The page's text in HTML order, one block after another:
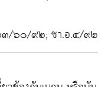
๓/๖๐/๙๒; ชา.อ.๔/๙๒